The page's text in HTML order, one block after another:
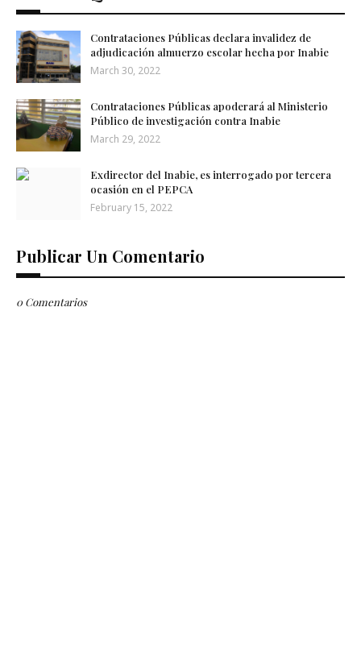
Contrataciones Públicas declara invalidez de
adjudicación almuerzo escolar hecha por Inabie
March 30, 2022
Contrataciones Públicas apoderará al Ministerio
Público de investigación contra Inabie
March 29, 2022
Exdirector del Inabie, es interrogado por tercera
ocasión en el PEPCA
February 15, 2022
Publicar Un Comentario
0 Comentarios